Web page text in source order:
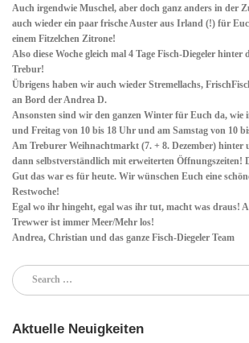
Auch irgendwie Muschel, aber doch ganz anders in der
auch wieder ein paar frische Auster aus Irland (!) für
einem Fitzelchen Zitrone!
Also diese Woche gleich mal 4 Tage Fisch-Diegeler
Trebur!
Übrigens haben wir auch wieder Stremellachs,
an Bord der Andrea D.
Ansonsten sind wir den ganzen Winter für Euch da, wie
und Freitag von 10 bis 18 Uhr und am Samstag von 10
Am Treburer Weihnachtmarkt (7. + 8. Dezember)
dann selbstverständlich mit erweiterten Öffnungszeiten!
Gut das war es für heute. Wir wünschen Euch eine
Restwoche!
Egal wo ihr hingeht, egal was ihr tut, macht was draus!
Trewwer ist immer Meer/Mehr los!
Andrea, Christian und das ganze Fisch-Diegeler Team
Aktuelle Neuigkeiten